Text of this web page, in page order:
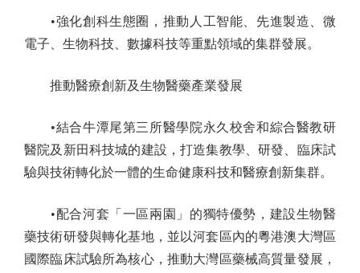
•強化創科生態圈，推動人工智能、先進製造、微
電子、生物科技、數據科技等重點領域的集群發展。
推動醫療創新及生物醫藥產業發展
•結合牛潭尾第三所醫學院永久校舍和綜合醫教研
醫院及新田科技城的建設，打造集教學、研發、臨床試
驗與技術轉化於一體的生命健康科技和醫療創新集群。
•配合河套「一區兩園」的獨特優勢，建設生物醫
藥技術研發與轉化基地，並以河套區內的粵港澳大灣區
國際臨床試驗所為核心，推動大灣區藥械高質量發展，